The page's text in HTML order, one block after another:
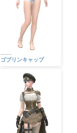
ゴブリンキャップ